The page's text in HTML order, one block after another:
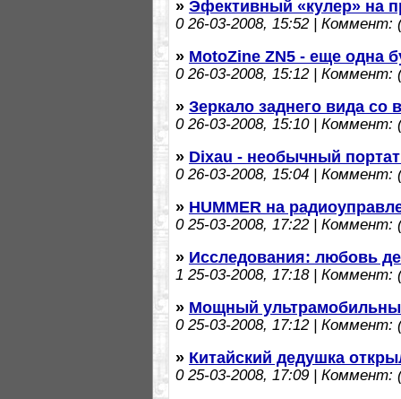
» Эфективный «кулер» на
026-03-2008, 15:52 | Коммент:
» MotoZine ZN5 - еще одна
026-03-2008, 15:12 | Коммент:
» Зеркало заднего вида со
026-03-2008, 15:10 | Коммент:
» Dixau - необычный
026-03-2008, 15:04 | Коммент:
» HUMMER на
025-03-2008, 17:22 | Коммент:
» Исследования: любовь
1 25-03-2008, 17:18 | Коммент:
» Мощный
025-03-2008, 17:12 | Коммент:
» Китайский дедушка
025-03-2008, 17:09 | Коммент: